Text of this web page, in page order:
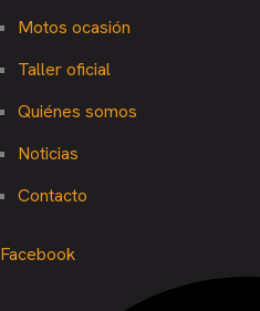
Motos ocasión
Taller oficial
Quiénes somos
Noticias
Contacto
Facebook